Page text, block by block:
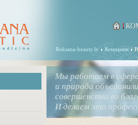
Мы работаем в
и природа
совершенства во
И делаем это
Roksana-beauty.lv Компания